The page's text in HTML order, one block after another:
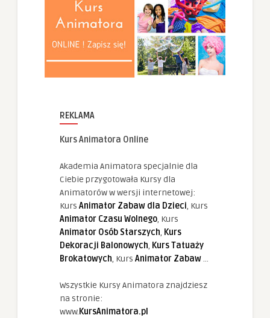
REKLAMA
Kurs Animatora Online
Akademia Animatora specjalnie dla
Ciebie przygotowała Kursy dla
Animatorów w wersji internetowej:
Kurs Animator Zabaw dla Dzieci, Kurs
Animator Czasu Wolnego, Kurs
Animator Osób Starszych, Kurs
Dekoracji Balonowych, Kurs Tatuaży
Brokatowych, Kurs Animator Zabaw...
Wszystkie Kursy Animatora znajdziesz
na stronie:
www.KursAnimatora.pl